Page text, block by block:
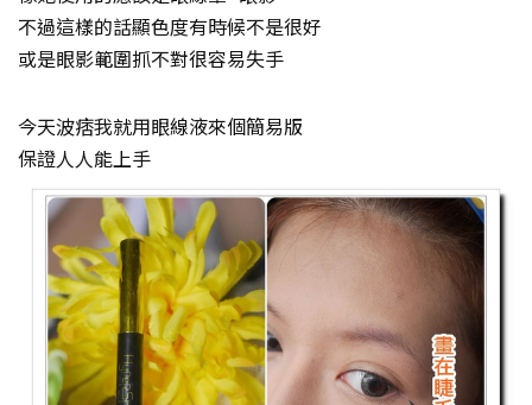
不過這樣的話顯色度有時候不是很好
或是眼影範圍抓不對很容易失手
今天波痞我就用眼線液來個簡易版
保證人人能上手